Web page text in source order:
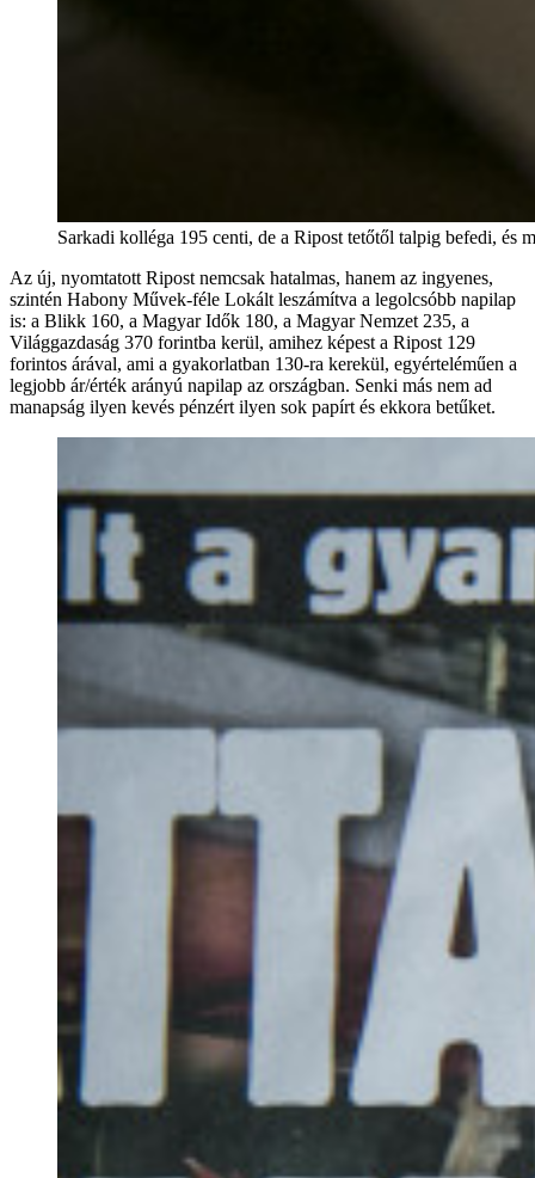
Sarkadi kolléga 195 centi, de a Ripost tetőtől talpig befedi, és
Az új, nyomtatott Ripost nemcsak hatalmas, hanem az ingyenes,
szintén Habony Művek-féle Lokált leszámítva a legolcsóbb napilap
is: a Blikk 160, a Magyar Idők 180, a Magyar Nemzet 235, a
Világgazdaság 370 forintba kerül, amihez képest a Ripost 129
forintos árával, ami a gyakorlatban 130-ra kerekül, egyérteléműen a
legjobb ár/érték arányú napilap az országban. Senki más nem ad
manapság ilyen kevés pénzért ilyen sok papírt és ekkora betűket.